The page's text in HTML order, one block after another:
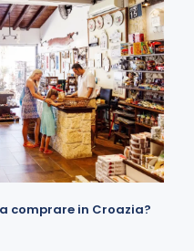
comprare in Croazia?